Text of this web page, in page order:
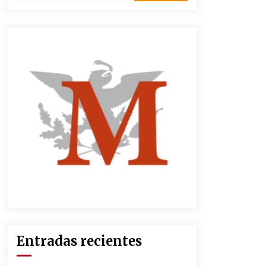
Zar antidrogas de EE.UU.: “vamos
por los políticos mexicanos que
protegen al narco”
2 meses atrás
México libraría posible arancel de
EE.UU. en 85% de sus exportaciones
Entradas recientes